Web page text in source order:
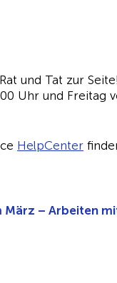
und Tat zur
Uhr und Freitag
HelpCenter
März – Arbeiten